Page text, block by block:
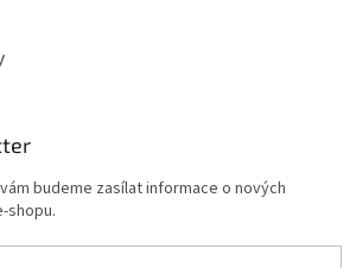
budeme zasílat informace o nových
shopu.